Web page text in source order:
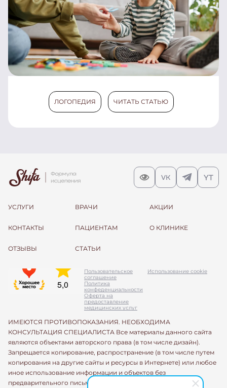
ЛОГОПЕДИЯ ЧИТАТЬ СТАТЬЮ
УСЛУГИ ВРАЧИ АКЦИИ
КОНТАКТЫ ПАЦИЕНТАМ О КЛИНИКЕ
ОТЗЫВЫ СТАТЬИ
Пользовательское
соглашение
Политика
конфеденциальности
Оферта на
предоставление
медицинских услуг
Использование cookie
ИМЕЮТСЯ ПРОТИВОПОКАЗАНИЯ. НЕОБХОДИМА
КОНСУЛЬТАЦИЯ СПЕЦИАЛИСТА Все материалы данного сайта
являются объектами авторского права (в том числе дизайн).
Запрещается копирование, распространение (в том числе путем
копирования на другие сайты и ресурсы в Интернете) или любое
иное использование информации и объектов без
предварительного письменного согласия правообладателя.